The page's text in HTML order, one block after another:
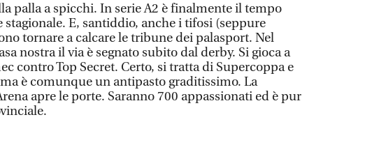
palla a spicchi. In serie A2 è finalmente il tempo
E, santiddio, anche i tifosi (seppure
tornare a calcare le tribune dei palasport. Nel
nostra il via è segnato subito dal derby. Si gioca a
contro Top Secret. Certo, si tratta di Supercoppa e
è comunque un antipasto graditissimo. La
apre le porte. Saranno 700 appassionati ed è pur